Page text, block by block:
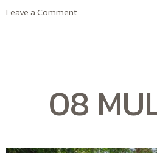
Leave a Comment
08